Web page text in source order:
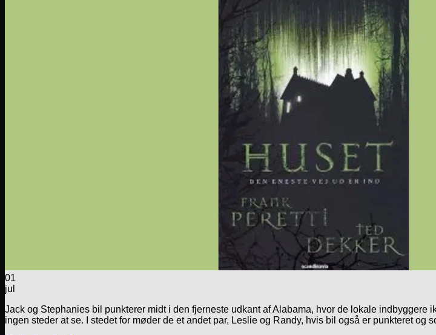
01
jul
Jack og Stephanies bil punkterer midt i den fjerneste udkant af Alabama, hvor de lokale
ingen steder at se. I stedet for møder de et andet par, Leslie og Randy, hvis bil også er punkteret og